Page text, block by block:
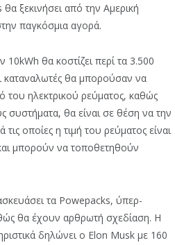
ξεκινήσει από την Αμερική
παγκόσμια αγορά.
θα κοστίζει περί τα 3.500
καταναλωτές θα μπορούσαν να
του ηλεκτρικού ρεύματος, καθώς
συστήματα, θα είναι σε θέση να την
οποίες η τιμή του ρεύματος είναι
μπορούν να τοποθετηθούν
τα Powepacks, ύπερ-
θα έχουν αρθρωτή σχεδίαση. Η
δηλώνει ο Elon Musk με 160